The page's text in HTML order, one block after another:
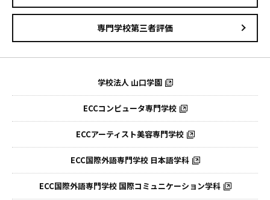
専門学校第三者評価
学校法人 山口学園
ECCコンピュータ専門学校
ECCアーティスト美容専門学校
ECC国際外語専門学校 日本語学科
ECC国際外語専門学校 国際コミュニケーション学科